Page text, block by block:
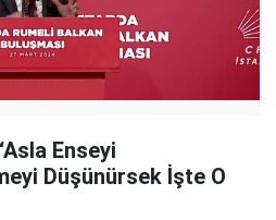
Enseyi
Düşünürsek İşte O